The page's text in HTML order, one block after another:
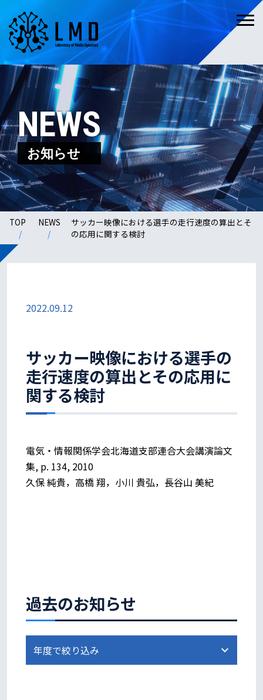
NEWS
お知らせ
TOP NEWS
サッカー映像における選手の走行速度の算出とそ
の応用に関する検討
過去のお知らせ
2022.09.12
サッカー映像における選手の
走行速度の算出とその応用に
関する検討
電気・情報関係学会北海道支部連合大会講演論文
集, p. 134, 2010
久保 純貴，高橋 翔，小川 貴弘，長谷山 美紀